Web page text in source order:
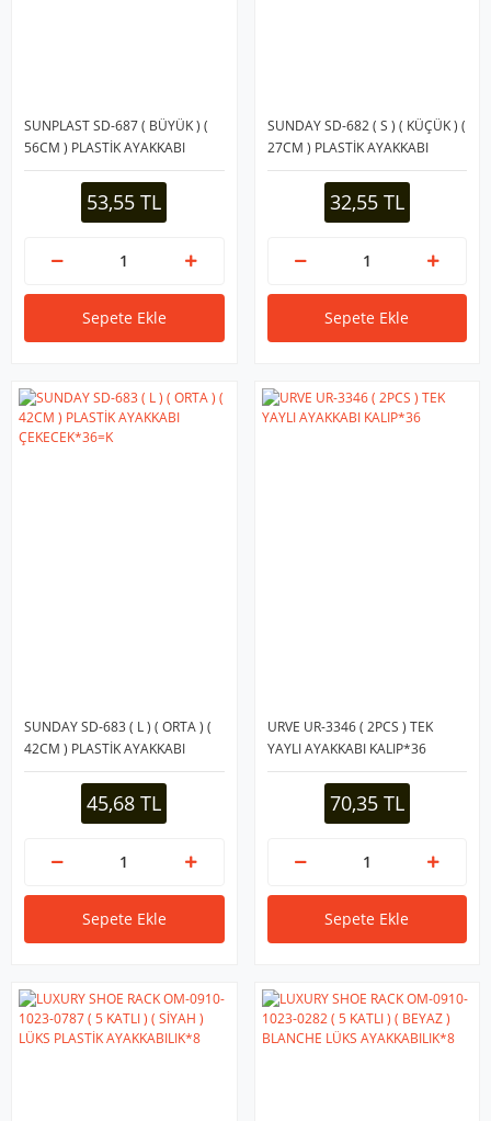
SUNPLAST SD-687 ( BÜYÜK ) (
56CM ) PLASTİK AYAKKABI
ÇEKECEK*36=K
53,55 TL
Sepete Ekle
SUNDAY SD-682 ( S ) ( KÜÇÜK ) (
27CM ) PLASTİK AYAKKABI
ÇEKECEK*36=K
32,55 TL
Sepete Ekle
SUNDAY SD-683 ( L ) ( ORTA ) (
42CM ) PLASTİK AYAKKABI
ÇEKECEK*36=K
45,68 TL
Sepete Ekle
URVE UR-3346 ( 2PCS ) TEK
YAYLI AYAKKABI KALIP*36
70,35 TL
Sepete Ekle